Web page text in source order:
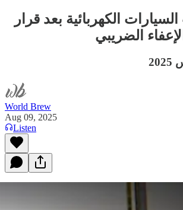
الكهربائية بعد قرار
الضريبي
World Brew
Aug 09, 2025
Listen